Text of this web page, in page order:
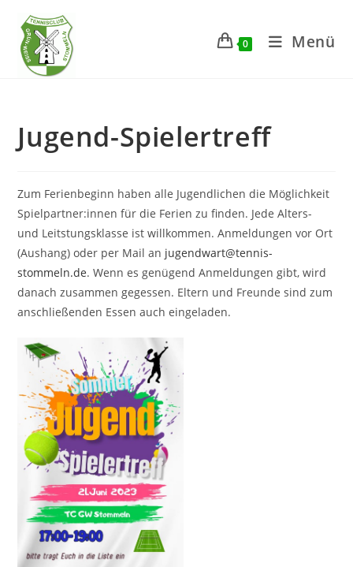
Inhalt
springen
0 Menü
Jugend-Spielertreff
Zum Ferienbeginn haben alle Jugendlichen die Möglichkeit
Spielpartner:innen für die Ferien zu finden. Jede Alters-
und Leitstungsklasse ist willkommen. Anmeldungen vor Ort
(Aushang) oder per Mail an jugendwart@tennis-
stommeln.de. Wenn es genügend Anmeldungen gibt, wird
danach zusammen gegessen. Eltern und Freunde sind zum
anschließenden Essen auch eingeladen.